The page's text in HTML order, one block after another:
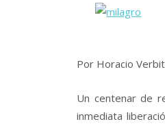
Por Horacio
Un centenar de
inmediata